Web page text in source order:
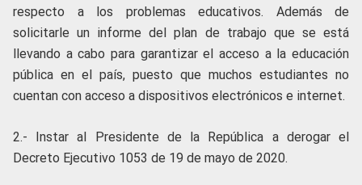
respecto a los problemas educativos. Además de
solicitarle un informe del plan de trabajo que se está
llevando a cabo para garantizar el acceso a la educación
pública en el país, puesto que muchos estudiantes no
cuentan con acceso a dispositivos electrónicos e internet.
2.- Instar al Presidente de la República a derogar el
Decreto Ejecutivo 1053 de 19 de mayo de 2020.